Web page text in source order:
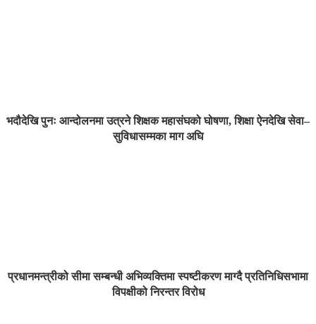
भदौदेखि पुनः आन्दोलनमा उत्रने शिक्षक महासंघको घोषणा, शिक्षा ऐनदेखि सेवा–
सुविधासम्मका माग अघि
प्रधानमन्त्रीको सीमा सम्बन्धी अभिव्यक्तिमा स्पष्टीकरण माग्दै प्रतिनिधिसभामा
विपक्षीको निरन्तर विरोध